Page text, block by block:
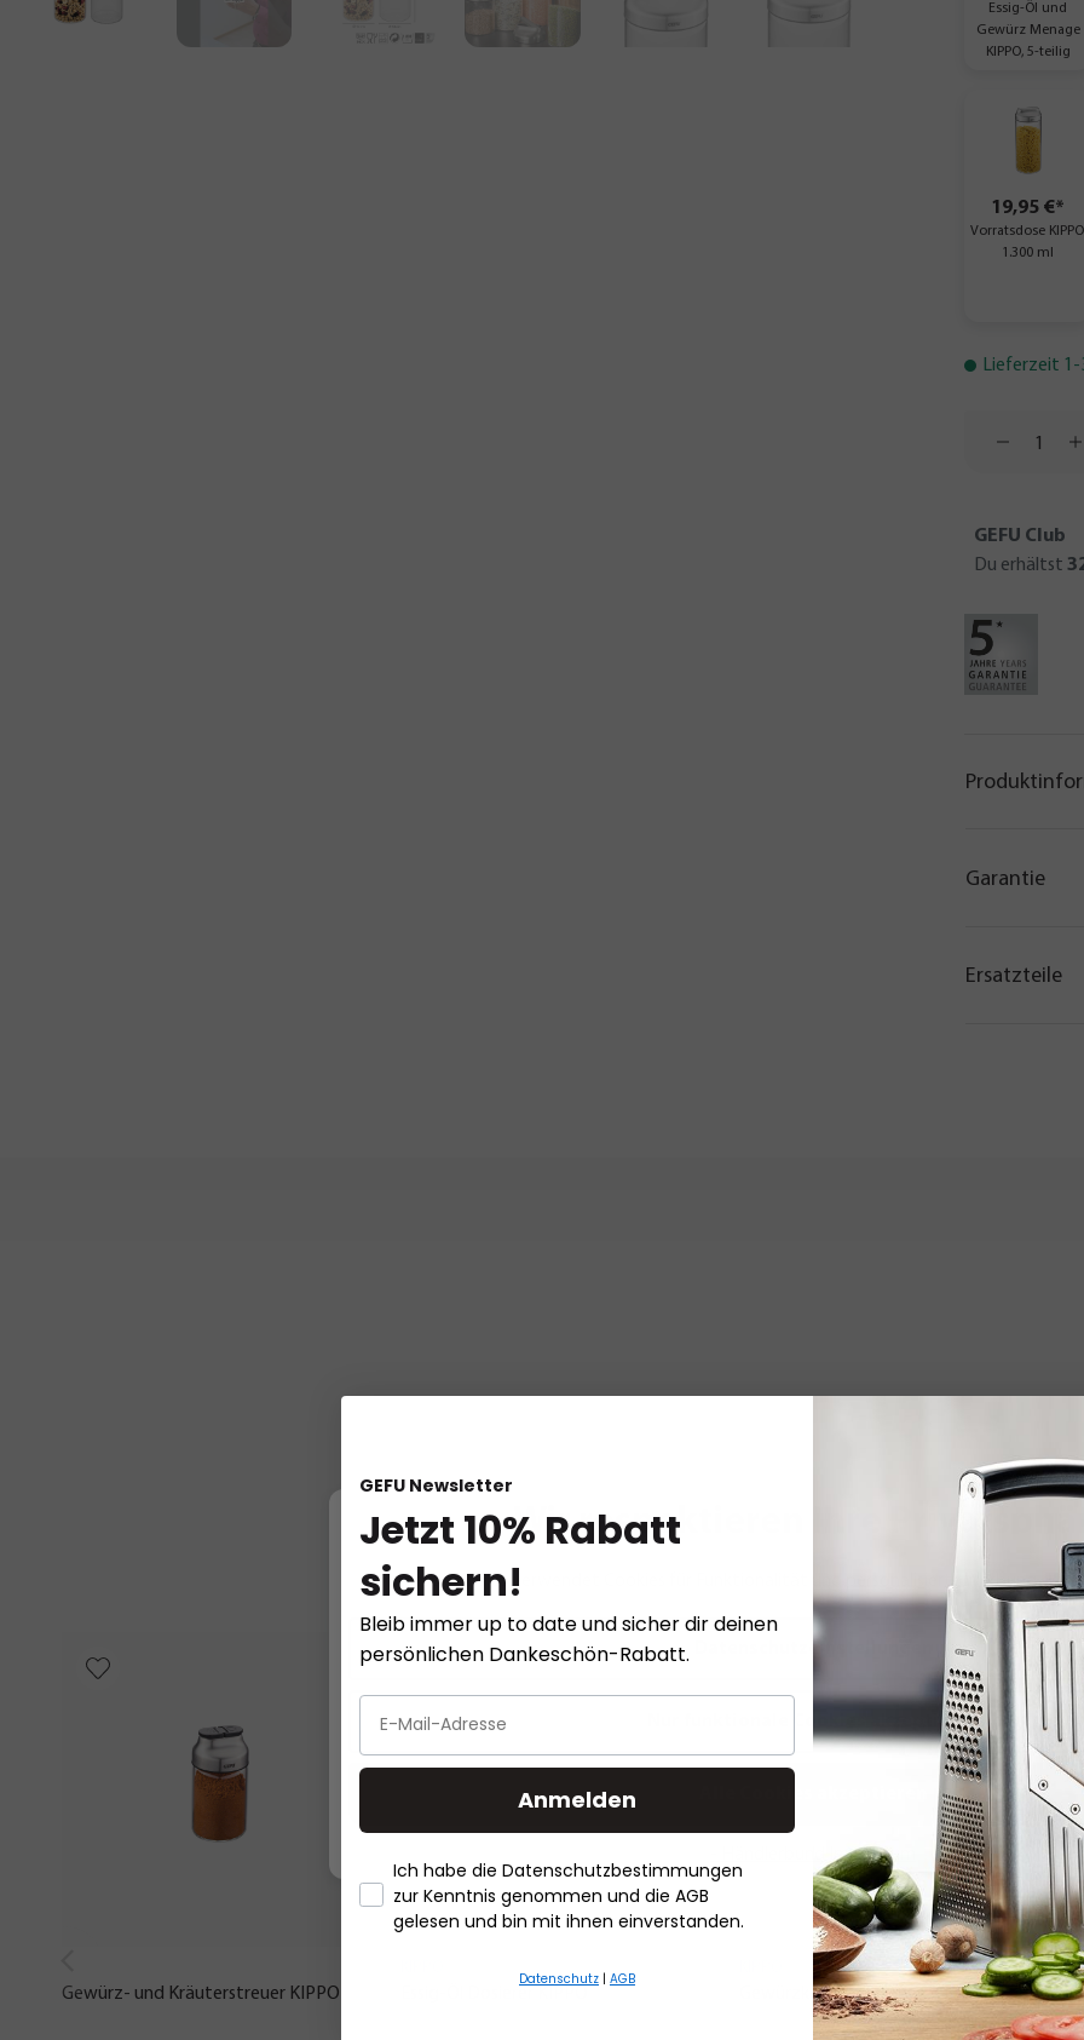
Essig-Öl und
Gewürz Menage
KIPPO, 5-teilig
19,95 €*
Vorratsdose
1.300 ml
Lieferzeit 1-
GEFU Club
Du erhältst
Garantie
Ersatzteile
Gewürz- und Kräuterstreuer KIPPO Gewürzkarussell KIPPO, 7-teilig
Wir respektieren Ihre
Diese Website verwendet Cookies für Funktionalität und personalisierte Werbung.
Datenschutzeinstellungen
Nur funktionale Cookies akzeptieren
- Händlerbund Impressum
GEFU Newsletter
Jetzt 10% Rabatt
sichern!
Bleib immer up to date und sicher dir deinen
persönlichen Dankeschön-Rabatt.
Anmelden
Ich habe die Datenschutzbestimmungen
zur Kenntnis genommen und die AGB
gelesen und bin mit ihnen einverstanden.
Datenschutz | AGB